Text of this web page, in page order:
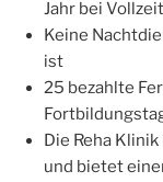
Jahr bei Vollzeit
Keine
ist
25 bezahlte
Die Reha
und bietet